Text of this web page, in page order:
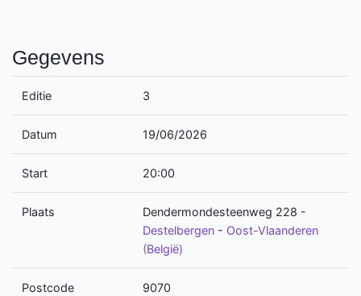
Gegevens
Editie 3
Datum 19/06/2026
Start 20:00
Plaats Dendermondesteenweg 228 -
Destelbergen - Oost-Vlaanderen
(België)
Postcode 9070